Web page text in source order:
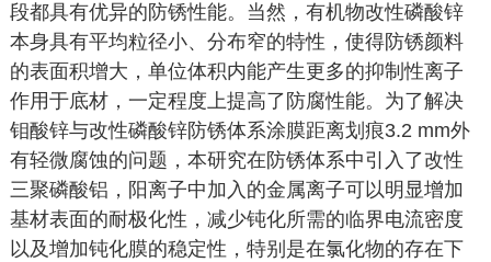
段都具有优异的防锈性能。当然，有机物改性磷酸锌
本身具有平均粒径小、分布窄的特性，使得防锈颜料
的表面积增大，单位体积内能产生更多的抑制性离子
作用于底材，一定程度上提高了防腐性能。为了解决
钼酸锌与改性磷酸锌防锈体系涂膜距离划痕3.2 mm外
有轻微腐蚀的问题，本研究在防锈体系中引入了改性
三聚磷酸铝，阳离子中加入的金属离子可以明显增加
基材表面的耐极化性，减少钝化所需的临界电流密度
以及增加钝化膜的稳定性，特别是在氯化物的存在下